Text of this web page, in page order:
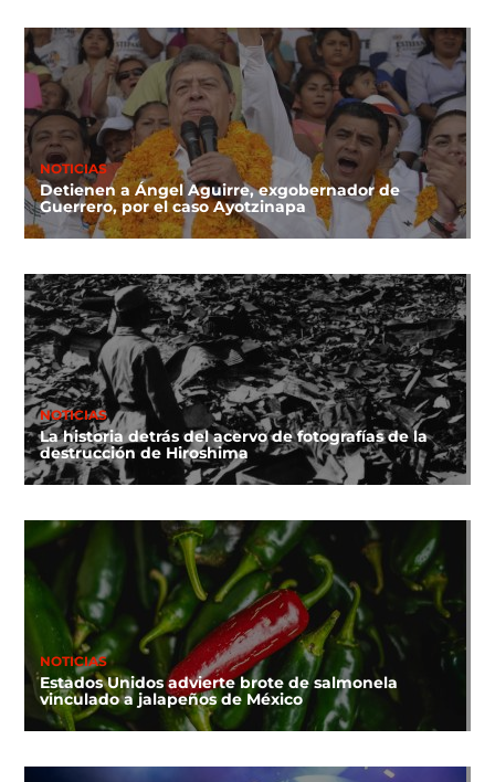
NOTICIAS
Detienen a Ángel Aguirre, exgobernador de
Guerrero, por el caso Ayotzinapa
NOTICIAS
La historia detrás del acervo de fotografías de la
destrucción de Hiroshima
NOTICIAS
Estados Unidos advierte brote de salmonela
vinculado a jalapeños de México